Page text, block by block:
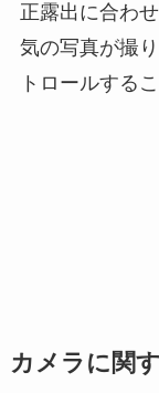
正露出に合わ
気の写真が撮
トロールする
カメラに関